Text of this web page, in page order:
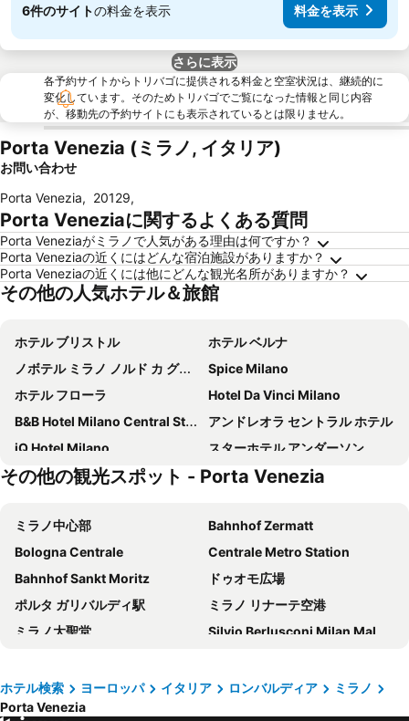
6件のサイトの料金を表示 料金を表示
さらに表示
各予約サイトからトリバゴに提供される料金と空室状況は、継続的に
変化しています。そのためトリバゴでご覧になった情報と同じ内容
が、移動先の予約サイトにも表示されているとは限りません。
Porta Venezia (ミラノ, イタリア)
お問い合わせ
Porta Venezia, 20129,
Porta Veneziaに関するよくある質問
Porta Veneziaがミラノで人気がある理由は何ですか？
Porta Veneziaの近くにはどんな宿泊施設がありますか？
Porta Veneziaの近くには他にどんな観光名所がありますか？
その他の人気ホテル＆旅館
ホテル ブリストル
ホテル ベルナ
ノボテル ミラノ ノルド カ グランダ
Spice Milano
ホテル フローラ
Hotel Da Vinci Milano
B&B Hotel Milano Central Station
アンドレオラ セントラル ホテル
iQ Hotel Milano
スターホテル アンダーソン
Hotel Metropoli
ibis Milano Centro
スターホテルズ E.c.ho.
B&B HOTEL Milano Ornato
Joy 124 Hotel Milano
Hd8 Hotel Milano
NYX Milan
Brunelleschi Hotel
43 Station Hotel
Just Hotel Milano
ホテル ベルニーナ
Holiday Inn Milan - Garibaldi Station by IHG
J24 Hotel Milano
ホテル ザ ベスト
ベスト ウェスタン ホテル マディソン
その他の観光スポット - Porta Venezia
ミラノ中心部
Bahnhof Zermatt
Bologna Centrale
Centrale Metro Station
Bahnhof Sankt Moritz
ドゥオモ広場
ポルタ ガリバルディ駅
ミラノ リナーテ空港
ミラノ大聖堂
Silvio Berlusconi Milan Malpensa Airport
Station Interlaken East
Milano Certosa
Zermatt Marathon
ホテル検索 ヨーロッパ イタリア ロンバルディア
ミラノ
Porta Venezia